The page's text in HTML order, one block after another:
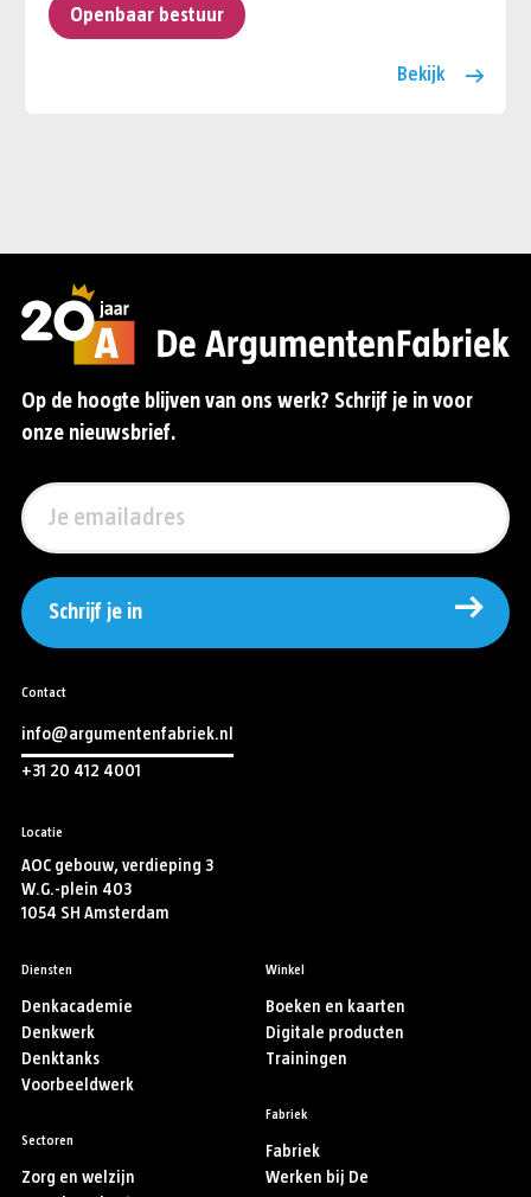
Openbaar bestuur
Bekijk
Op de hoogte blijven van ons werk? Schrijf je in voor
onze nieuwsbrief.
Schrijf je in
Contact
info@argumentenfabriek.nl
+31 20 412 4001
Locatie
AOC gebouw, verdieping 3
W.G.-plein 403
1054 SH Amsterdam
Diensten
Denkacademie
Denkwerk
Denktanks
Voorbeeldwerk
Sectoren
Zorg en welzijn
Winkel
Boeken en kaarten
Digitale producten
Trainingen
Fabriek
Fabriek
Werken bij De